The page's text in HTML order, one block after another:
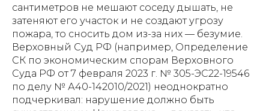
сантиметров не мешают соседу дышать, не
затеняют его участок и не создают угрозу
пожара, то сносить дом из-за них — безумие.
Верховный Суд РФ (например, Определение
СК по экономическим спорам Верховного
Суда РФ от 7 февраля 2023 г. № 305-ЭС22-19546
по делу № А40-142010/2021) неоднократно
подчеркивал: нарушение должно быть